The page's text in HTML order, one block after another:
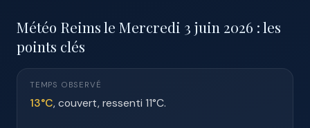
Météo Reims le Mercredi 3 juin 2026 : les
points clés
TEMPS OBSERVÉ
13°C, couvert, ressenti 11°C.